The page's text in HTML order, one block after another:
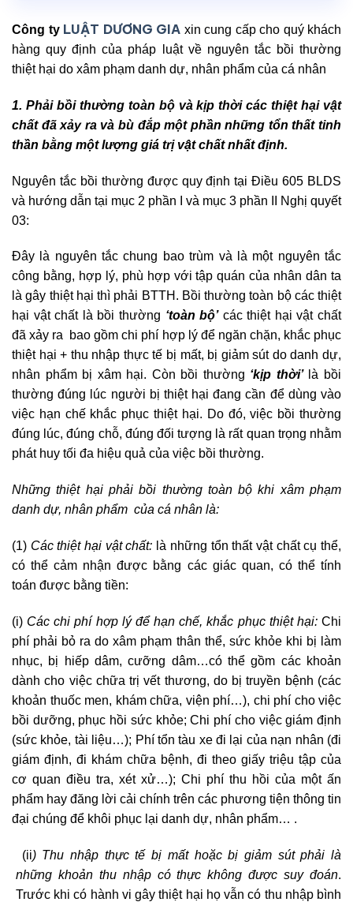
Công ty LUẬT DƯƠNG GIA xin cung cấp cho quý khách
hàng quy định của pháp luật về nguyên tắc bồi thường
thiệt hại do xâm phạm danh dự, nhân phẩm của cá nhân
1. Phải bồi thường toàn bộ và kịp thời các thiệt hại vật
chất đã xảy ra và bù đắp một phần những tổn thất tinh
thần bằng một lượng giá trị vật chất nhất định.
Nguyên tắc bồi thường được quy định tại Điều 605 BLDS
và hướng dẫn tại mục 2 phần I và mục 3 phần II Nghị quyết
03:
Đây là nguyên tắc chung bao trùm và là một nguyên tắc
công bằng, hợp lý, phù hợp với tập quán của nhân dân ta
là gây thiệt hại thì phải BTTH. Bồi thường toàn bộ các thiệt
hại vật chất là bồi thường ‘toàn bộ’các thiệt hại vật chất
đã xảy ra bao gồm chi phí hợp lý để ngăn chặn, khắc phục
thiệt hại + thu nhập thực tế bị mất, bị giảm sút do danh dự,
nhân phẩm bị xâm hại. Còn bồi thường ‘kịp thời’là bồi
thường đúng lúc người bị thiệt hại đang cần để dùng vào
việc hạn chế khắc phục thiệt hại. Do đó, việc bồi thường
đúng lúc, đúng chỗ, đúng đối tượng là rất quan trọng nhằm
phát huy tối đa hiệu quả của việc bồi thường.
Những thiệt hại phải bồi thường toàn bộ khi xâm phạm
danh dự, nhân phẩm của cá nhân là:
(1) Các thiệt hại vật chất: là những tổn thất vật chất cụ thể,
có thể cảm nhận được bằng các giác quan, có thể tính
toán được bằng tiền:
(i) Các chi phí hợp lý để hạn chế, khắc phục thiệt hại:Chi
phí phải bỏ ra do xâm phạm thân thể, sức khỏe khi bị làm
nhục, bị hiếp dâm, cưỡng dâm…có thể gồm các khoản
dành cho việc chữa trị vết thương, do bị truyền bệnh (các
khoản thuốc men, khám chữa, viện phí…), chi phí cho việc
bồi dưỡng, phục hồi sức khỏe; Chi phí cho việc giám định
(sức khỏe, tài liệu…); Phí tổn tàu xe đi lại của nạn nhân (đi
giám định, đi khám chữa bệnh, đi theo giấy triệu tập của
cơ quan điều tra, xét xử…); Chi phí thu hồi của một ấn
phẩm hay đăng lời cải chính trên các phương tiện thông tin
đại chúng để khôi phục lại danh dự, nhân phẩm… .
(ii) Thu nhập thực tế bị mất hoặc bị giảm sút phải là
những khoản thu nhập có thực không được suy đoán.
Trước khi có hành vi gây thiệt hại họ vẫn có thu nhập bình